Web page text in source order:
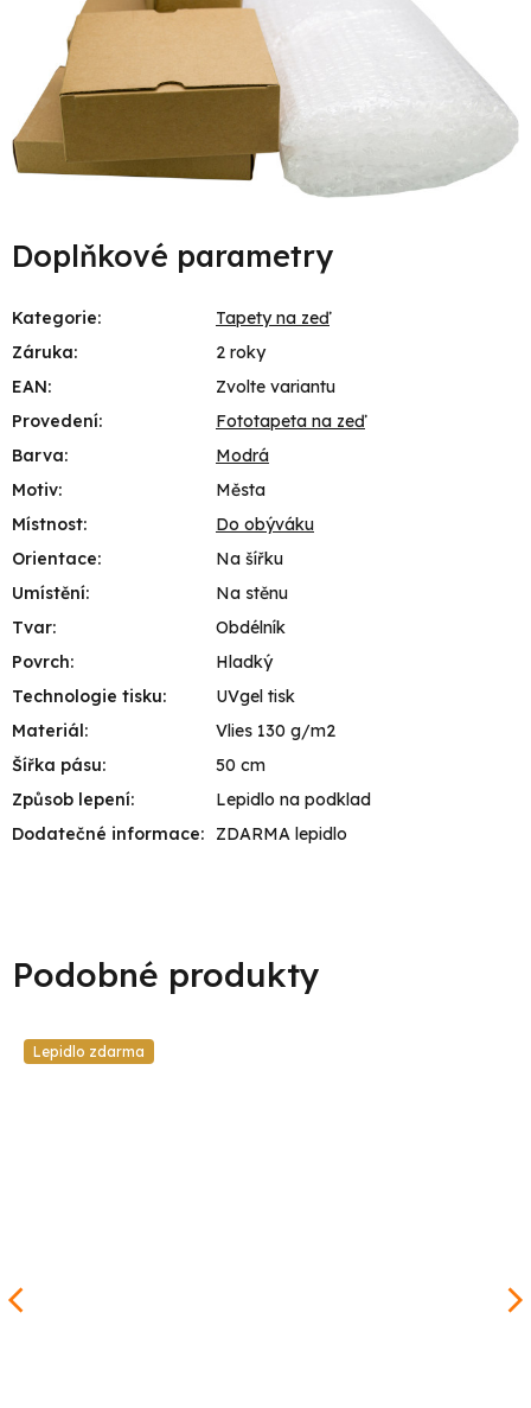
Doplňkové parametry
Kategorie:
Tapety na zeď
Záruka:
2 roky
EAN:
Zvolte variantu
Provedení:
Fototapeta na zeď
Barva:
Modrá
Motiv:
Města
Místnost:
Do obýváku
Orientace:
Na šířku
Umístění:
Na stěnu
Tvar:
Obdélník
Povrch:
Hladký
Technologie tisku:
UVgel tisk
Materiál:
Vlies 130 g/m2
Šířka pásu:
50 cm
Způsob lepení:
Lepidlo na podklad
Dodatečné informace: ZDARMA lepidlo
Lepidlo zdarma